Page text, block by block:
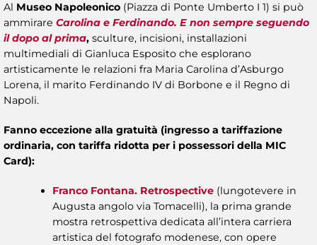
Al Museo Napoleonico (Piazza di Ponte Umberto I 1) si può
ammirare Carolina e Ferdinando. E non sempre seguendo
il dopo al prima, sculture, incisioni, installazioni
multimediali di Gianluca Esposito che esplorano
artisticamente le relazioni fra Maria Carolina d’Asburgo
Lorena, il marito Ferdinando IV di Borbone e il Regno di
Napoli.
Fanno eccezione alla gratuità (ingresso a tariffazione
ordinaria, con tariffa ridotta per i possessori della MIC
Card):
Franco Fontana. Retrospective(lungotevere in
Augusta angolo via Tomacelli), la prima grande
mostra retrospettiva dedicata all’intera carriera
artistica del fotografo modenese, con opere